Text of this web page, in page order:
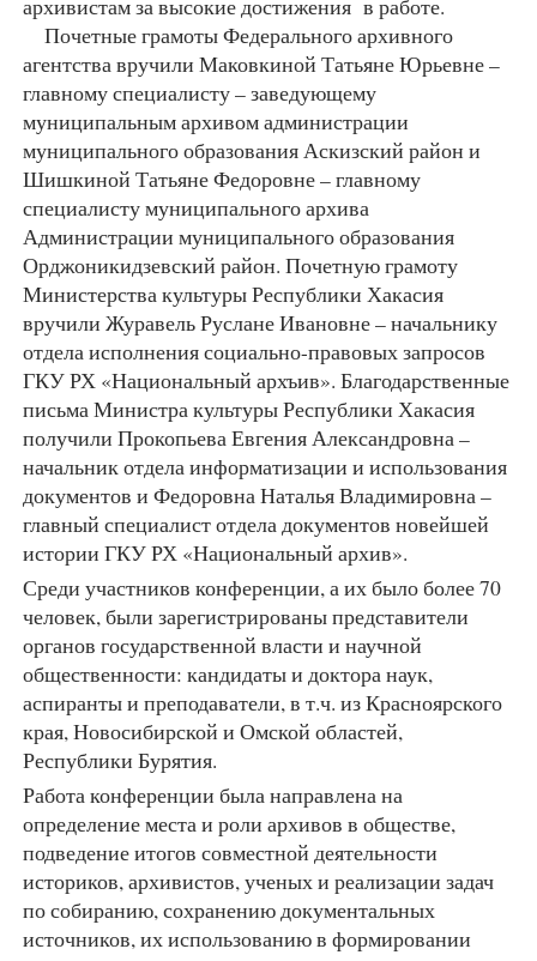
архивистам за высокие достижения в работе.
Почетные грамоты Федерального архивного
агентства вручили Маковкиной Татьяне Юрьевне –
главному специалисту – заведующему
муниципальным архивом администрации
муниципального образования Аскизский район и
Шишкиной Татьяне Федоровне – главному
специалисту муниципального архива
Администрации муниципального образования
Орджоникидзевский район. Почетную грамоту
Министерства культуры Республики Хакасия
вручили Журавель Руслане Ивановне – начальнику
отдела исполнения социально-правовых запросов
ГКУ РХ «Национальный архъив». Благодарственные
письма Министра культуры Республики Хакасия
получили Прокопьева Евгения Александровна –
начальник отдела информатизации и использования
документов и Федоровна Наталья Владимировна –
главный специалист отдела документов новейшей
истории ГКУ РХ «Национальный архив».
Среди участников конференции, а их было более 70
человек, были зарегистрированы представители
органов государственной власти и научной
общественности: кандидаты и доктора наук,
аспиранты и преподаватели, в т.ч. из Красноярского
края, Новосибирской и Омской областей,
Республики Бурятия.
Работа конференции была направлена на
определение места и роли архивов в обществе,
подведение итогов совместной деятельности
историков, архивистов, ученых и реализации задач
по собиранию, сохранению документальных
источников, их использованию в формировании